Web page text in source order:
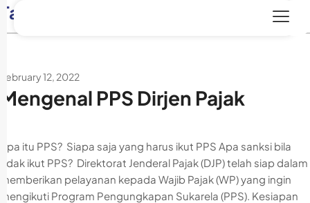
Tag:
February 12, 2022
Mengenal PPS Dirjen Pajak
Apa itu PPS? Siapa saja yang harus ikut PPS Apa sanksi bila
tidak ikut PPS? Direktorat Jenderal Pajak (DJP) telah siap dalam
memberikan pelayanan kepada Wajib Pajak (WP) yang ingin
mengikuti Program Pengungkapan Sukarela (PPS). Kesiapan